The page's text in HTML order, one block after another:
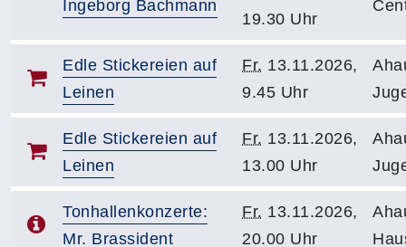
Ingeborg Bachmann
19.30 Uhr
Edle Stickereien auf
Leinen
Fr. 13.11.2026,
9.45 Uhr
Edle Stickereien auf
Leinen
Fr. 13.11.2026,
13.00 Uhr
Tonhallenkonzerte:
Mr. Brassident
Fr. 13.11.2026,
20.00 Uhr